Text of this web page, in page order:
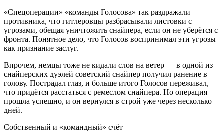
«Спецоперации» «команды Голосова» так раздражали
противника, что гитлеровцы разбрасывали листовки с
угрозами, обещая уничтожить снайпера, если он не уберётся с
фронта. Понятное дело, что Голосов воспринимал эти угрозы
как признание заслуг.
Впрочем, немцы тоже не кидали слов на ветер — в одной из
снайперских дуэлей советский снайпер получил ранение в
голову. Пострадал глаз, и больше итого Голосов переживал,
что придётся расстаться с ремеслом снайпера. Но операция
прошла успешно, и он вернулся в строй уже через несколько
дней.
Собственный и «командный» счёт